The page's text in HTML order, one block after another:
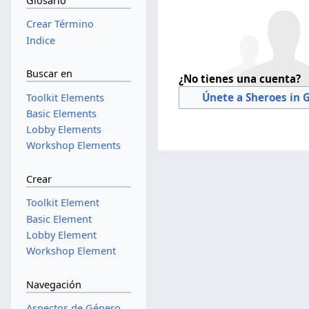
¿No tienes una cuenta?
Únete a Sheroes in
Crear Término
Indice
Buscar en
Toolkit Elements
Basic Elements
Lobby Elements
Workshop Elements
Crear
Toolkit Element
Basic Element
Lobby Element
Workshop Element
Navegación